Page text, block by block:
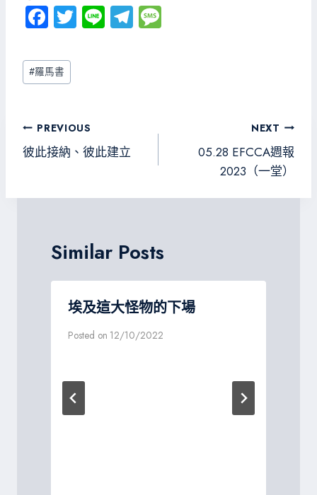
Fa
ce
b
o
T
wi
Li
ne
Te
le
Post
Tags:
#羅馬書
文
章
覽
PREVIOUS
彼此接納、彼此建立
NEXT
05.28 EFCCA週報
2023（一堂）
Similar Posts
埃及這大怪物的下場
Posted on 12/10/2022